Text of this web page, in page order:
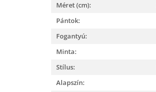
Méret (cm):
Pántok:
Fogantyú:
Minta:
Stílus:
Alapszín: